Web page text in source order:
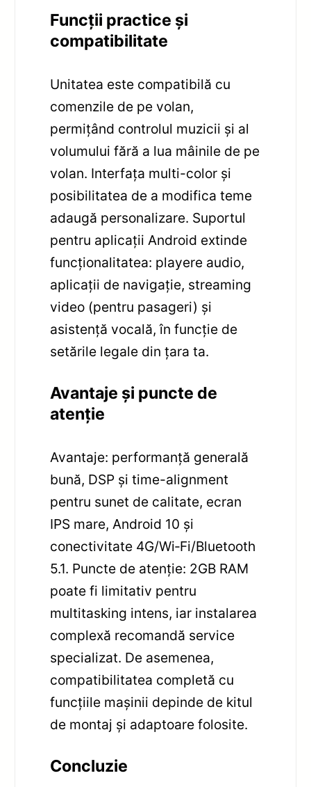
Funcții practice și
compatibilitate
Unitatea este compatibilă cu
comenzile de pe volan,
permițând controlul muzicii și al
volumului fără a lua mâinile de pe
volan. Interfața multi-color și
posibilitatea de a modifica teme
adaugă personalizare. Suportul
pentru aplicații Android extinde
funcționalitatea: playere audio,
aplicații de navigație, streaming
video (pentru pasageri) și
asistență vocală, în funcție de
setările legale din țara ta.
Avantaje și puncte de
atenție
Avantaje: performanță generală
bună, DSP și time-alignment
pentru sunet de calitate, ecran
IPS mare, Android 10 și
conectivitate 4G/Wi‑Fi/Bluetooth
5.1. Puncte de atenție: 2GB RAM
poate fi limitativ pentru
multitasking intens, iar instalarea
complexă recomandă service
specializat. De asemenea,
compatibilitatea completă cu
funcțiile mașinii depinde de kitul
de montaj și adaptoare folosite.
Concluzie